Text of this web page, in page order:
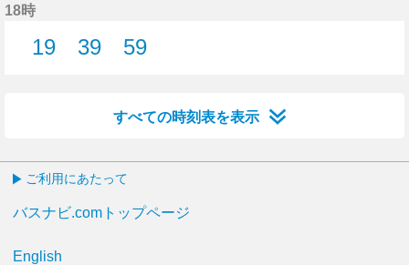
18時
19
39
59
すべての時刻表を表示
ご利用にあたって
バスナビ.comトップページ
English